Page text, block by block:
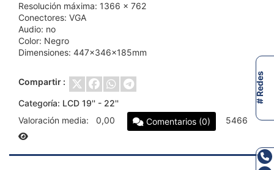
Resolución máxima: 1366 x 762
Conectores: VGA
Audio: no
Color: Negro
Dimensiones: 447x346x185mm
Compartir :
Categoría: LCD 19'' - 22''
Valoración media:
0,00 Comentarios (0) 5466
# Redes